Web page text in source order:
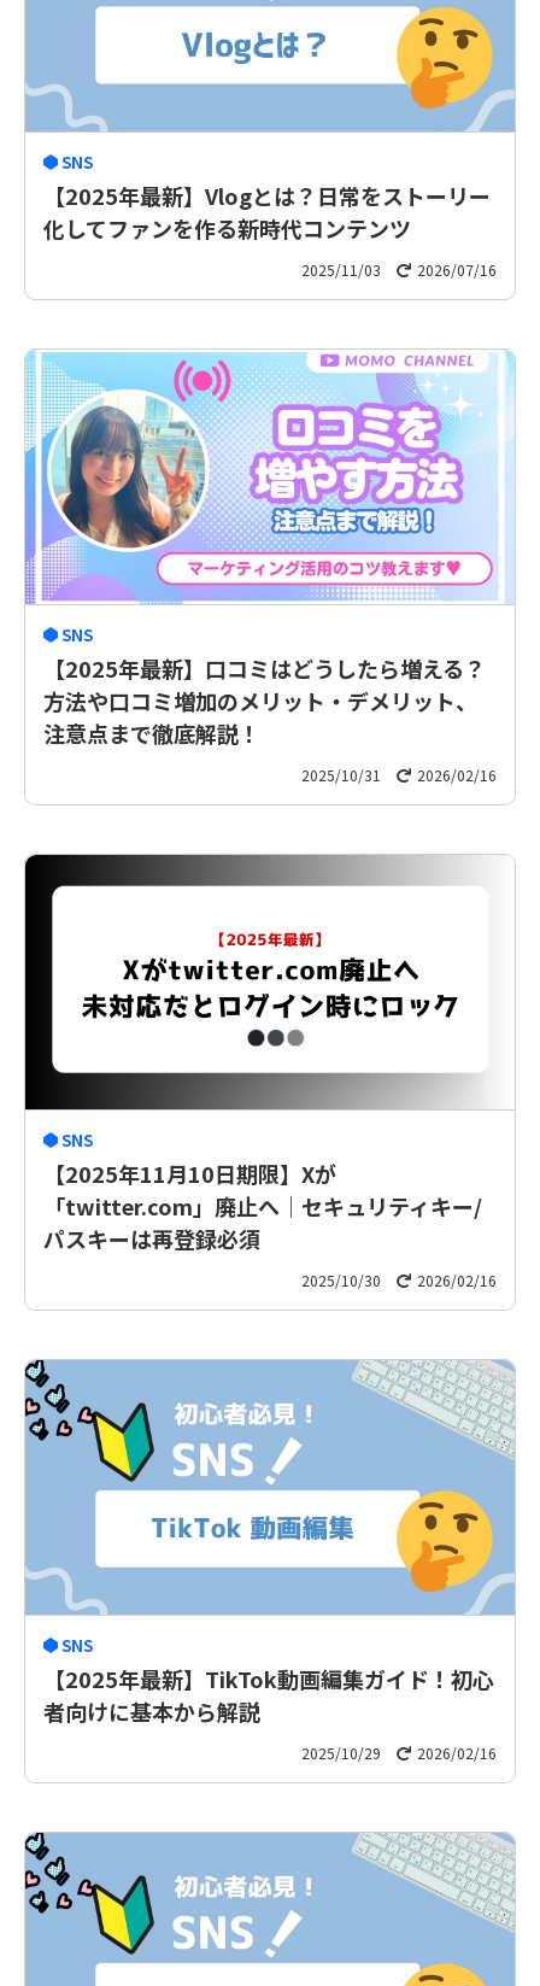
SNS
【2025年最新】Vlogとは？日常をストーリー
化してファンを作る新時代コンテンツ
2025/11/03 2026/07/16
SNS
【2025年最新】口コミはどうしたら増える？
方法や口コミ増加のメリット・デメリット、
注意点まで徹底解説！
2025/10/31 2026/02/16
SNS
【2025年11月10日期限】Xが
「twitter.com」廃止へ｜セキュリティキー/
パスキーは再登録必須
2025/10/30 2026/02/16
SNS
【2025年最新】TikTok動画編集ガイド！初心
者向けに基本から解説
2025/10/29 2026/02/16